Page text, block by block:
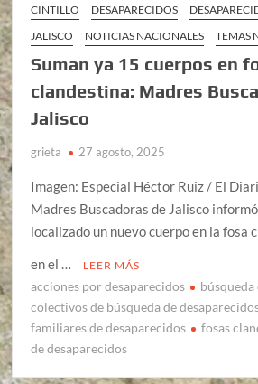
CINTILLO DESAPARECIDOS
JALISCO
NOTICIAS NACIONALES TEMAS
Suman ya 15 cuerpos en
clandestina: Madres
Jalisco
grieta 27 agosto, 2025
Imagen: Especial Héctor Ruiz / El
Madres Buscadoras de Jalisco
localizado un nuevo cuerpo en la fosa
en el …
LEER MÁS
acciones por desaparecidos
búsqueda
colectivos de búsqueda de
familiares de desaparecidos
fosas
de desaparecidos